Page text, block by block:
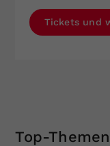
Tickets und
Top-